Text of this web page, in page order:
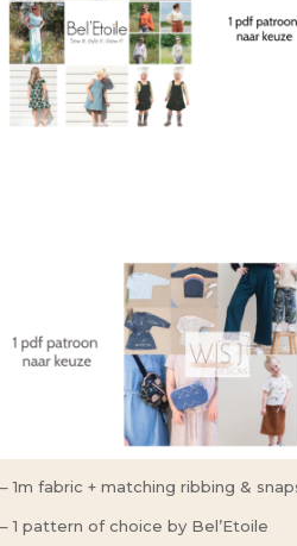
– 1m fabric + matching ribbing &
– 1 pattern of choice by Bel’Etoile